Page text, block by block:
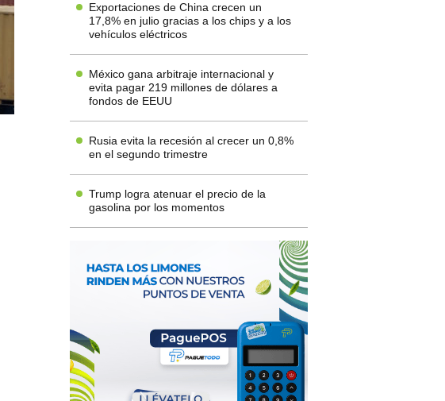
Exportaciones de China crecen un
17,8% en julio gracias a los chips y a los
vehículos eléctricos
México gana arbitraje internacional y
evita pagar 219 millones de dólares a
fondos de EEUU
Rusia evita la recesión al crecer un 0,8%
en el segundo trimestre
Trump logra atenuar el precio de la
gasolina por los momentos